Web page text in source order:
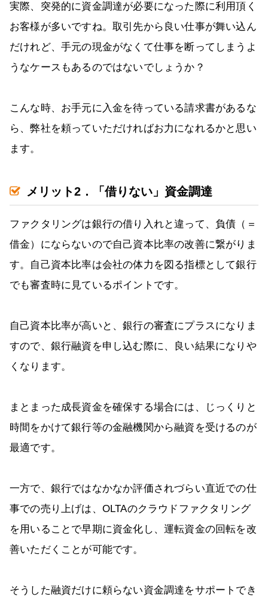
実際、突発的に資金調達が必要になった際に利用頂く
お客様が多いですね。取引先から良い仕事が舞い込ん
だけれど、手元の現金がなくて仕事を断ってしまうよ
うなケースもあるのではないでしょうか？
こんな時、お手元に入金を待っている請求書があるな
ら、弊社を頼っていただければお力になれるかと思い
ます。
メリット2．「借りない」資金調達
ファクタリングは銀行の借り入れと違って、負債（＝
借金）にならないので自己資本比率の改善に繋がりま
す。自己資本比率は会社の体力を図る指標として銀行
でも審査時に見ているポイントです。
自己資本比率が高いと、銀行の審査にプラスになりま
すので、銀行融資を申し込む際に、良い結果になりや
くなります。
まとまった成長資金を確保する場合には、じっくりと
時間をかけて銀行等の金融機関から融資を受けるのが
最適です。
一方で、銀行ではなかなか評価されづらい直近での仕
事での売り上げは、OLTAのクラウドファクタリング
を用いることで早期に資金化し、運転資金の回転を改
善いただくことが可能です。
そうした融資だけに頼らない資金調達をサポートでき